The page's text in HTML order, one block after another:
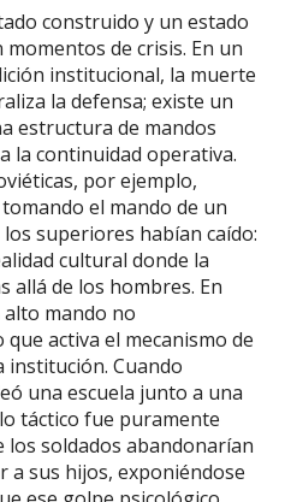
construido y un estado
de crisis. En un
institucional, la muerte
la defensa; existe un
estructura de mandos
la continuidad operativa.
por ejemplo,
el mando de un
superiores habían caído:
cultural donde la
allá de los hombres. En
mando no
que activa el mecanismo de
institución. Cuando
una escuela junto a una
táctico fue puramente
los soldados abandonarían
a sus hijos, exponiéndose